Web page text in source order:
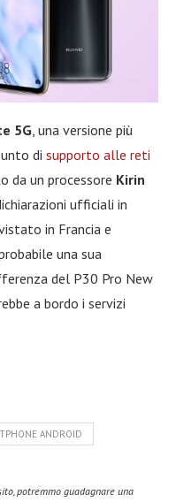
5G, una versione più
di supporto alle reti
da un processore Kirin
ufficiali in
in Francia e
una sua
del P30 Pro New
a bordo i servizi
ANDROID
potremmo guadagnare una